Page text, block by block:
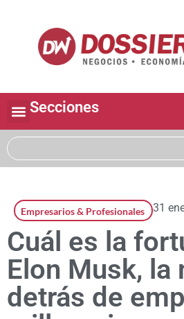
Secciones
Empresarios & Profesionales 31
Cuál es la
Elon Musk, la
detrás de